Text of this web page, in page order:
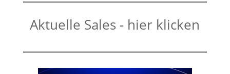
Aktuelle Sales - hier klicken